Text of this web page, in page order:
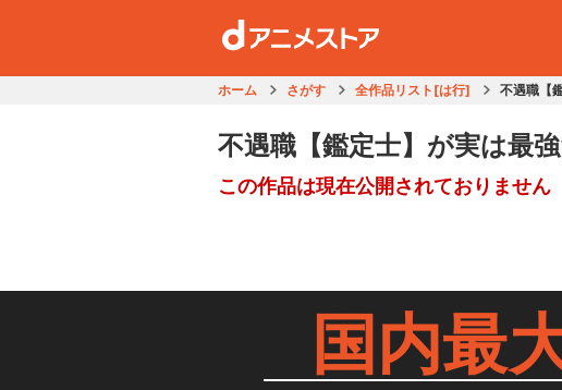
ホーム さがす 全作品リスト[は行] 不遇職【
不遇職【鑑定士】が実は最
この作品は現在公開されておりません
国内最